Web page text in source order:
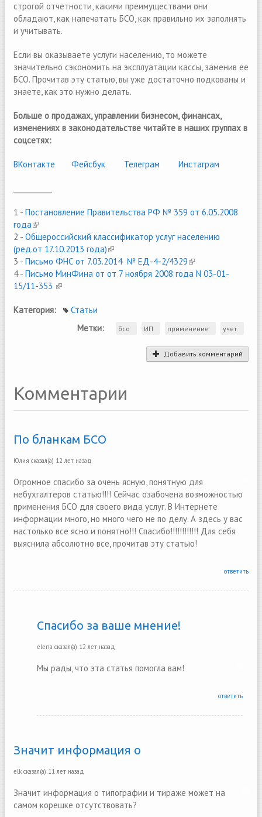
строгой отчетности, какими преимуществами они
обладают, как напечатать БСО, как правильно их заполнять
и учитывать.
Если вы оказываете услуги населению, то можете
значительно сэкономить на эксплуатации кассы, заменив ее
БСО. Прочитав эту статью, вы уже достаточно подкованы и
знаете, как это нужно делать.
Больше о продажах, управлении бизнесом, финансах,
изменениях в законодательстве читайте в наших группах в
соцсетях:
ВКонтакте (link is external)
Фейсбук (link is external)
Телеграм (link is external)
Инстаграм
1 - Постановление Правительства РФ № 359 от 6.05.2008
года(link is external)
2 - Общероссийский классификатор услуг населению
(ред.от 17.10.2013 года)(link is external)
3 - Письмо ФНС от 7.03.2014 № ЕД-4-2/4329(link is external)
4 - Письмо МинФина от от 7 ноября 2008 года N 03-01-
15/11-353 (link is external)
Категория:
Статьи
Метки:
бсо ИП применение учет
Добавить комментарий
Комментарии
По бланкам БСО
Юлия сказал(а) 12 лет назад
Огромное спасибо за очень ясную, понятную для
небухгалтеров статью!!!! Сейчас озабочена возможностью
применения БСО для своего вида услуг. В Интернете
информации много, но много чего не по делу. А здесь у вас
настолько все ясно и понятно!!! Спасибо!!!!!!!!!!!! Для себя
выяснила абсолютно все, прочитав эту статью!
ответить
Спасибо за ваше мнение!
elena сказал(а) 12 лет назад
Мы рады, что эта статья помогла вам!
ответить
Значит информация о
elk сказал(а) 11 лет назад
Значит информация о типографии и тираже может на
самом корешке отсутствовать?